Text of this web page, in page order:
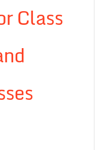
Class